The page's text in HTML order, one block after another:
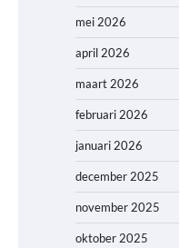
mei 2026
april 2026
maart 2026
februari 2026
januari 2026
december 2025
november 2025
oktober 2025